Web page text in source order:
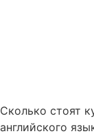
Сколько стоят
английского